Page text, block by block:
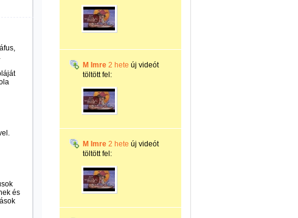
és
M Imre 2 hete új videót
töltött fel:
M Imre 2 hete új videót
töltött fel: